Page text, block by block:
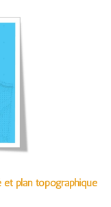
et plan topographique